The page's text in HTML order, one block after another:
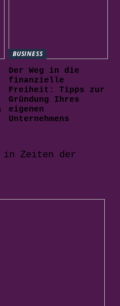
BUSINESS
Der Weg in die
finanzielle
Freiheit: Tipps zur
Gründung Ihres
eigenen
Unternehmens
in Zeiten der